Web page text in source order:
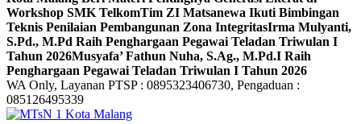
Workshop SMK TelkomTim ZI Matsanewa Ikuti Bimbingan
Teknis Penilaian Pembangunan Zona IntegritasIrma Mulyanti,
S.Pd., M.Pd Raih Penghargaan Pegawai Teladan Triwulan I
Tahun 2026Musyafa’ Fathun Nuha, S.Ag., M.Pd.I Raih
Penghargaan Pegawai Teladan Triwulan I Tahun 2026
WA Only, Layanan PTSP : 0895323406730, Pengaduan :
085126495339